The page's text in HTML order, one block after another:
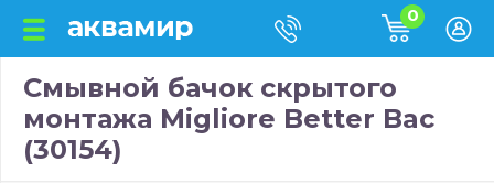
0
Смывной бачок скрытого
монтажа Migliore Better Bac
(30154)